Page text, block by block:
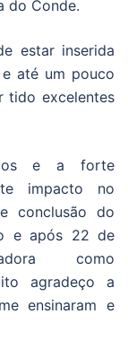
do Conde.
estar inserida
até um pouco
tido excelentes
e a forte
impacto no
conclusão do
e após 22 de
como
agradeço a
ensinaram e